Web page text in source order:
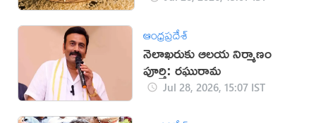
ఆంధ్రప్రదేశ్
నెలాఖరుకు ఆలయ నిర్మాణం
పూర్తి: రఘురామ
Jul 28, 2026, 15:07 IST